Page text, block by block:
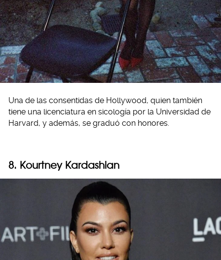
Una de las consentidas de Hollywood, quien también
tiene una licenciatura en sicología por la Universidad de
Harvard, y además, se graduó con honores.
8. Kourtney Kardashian